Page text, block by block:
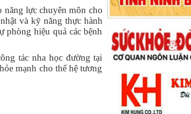
năng lực chuyên môn cho
và kỹ năng thực hành
phòng hiệu quả các bệnh
tác nha học đường tại
mạnh cho thế hệ tương
BỘ Y TẾ)
Ngày ban hành: (02/07/